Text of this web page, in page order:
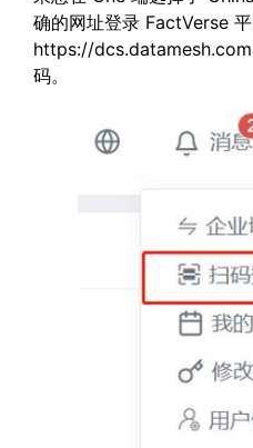
确的网址登录 FactVerse 平
https://
码。